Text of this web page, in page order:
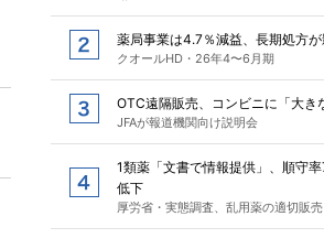
薬局事業は4.7％減益、長期処方
クオールHD・26年4〜6月期
OTC遠隔販売、コンビニに「大き
JFAが報道機関向け説明会
1類薬「文書で情報提供」、順守
低下
厚労省・実態調査、乱用薬の適切販